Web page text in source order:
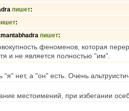
пишет:
:
пишет:
феноменов, которая
и не является полностью "им".
"я" нет, а "он" есть. Очень
местоимений, при избегании